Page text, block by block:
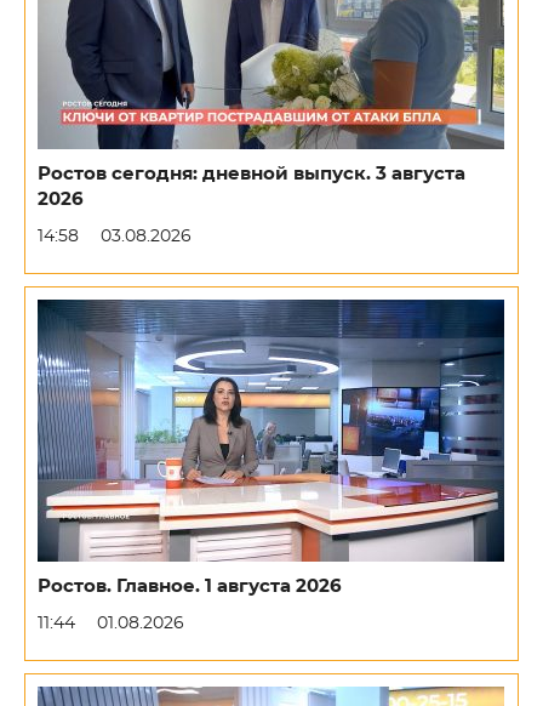
Ростов сегодня: дневной выпуск. 3 августа
2026
14:58 03.08.2026
Ростов. Главное. 1 августа 2026
11:44 01.08.2026